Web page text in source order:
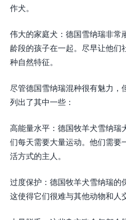
作犬。
伟大的家庭犬：德国雪纳瑞非常
龄段的孩子在一起。尽早让他们
种自然特征。
尽管德国雪纳瑞混种很有魅力，
列出了其中一些：
高能量水平：德国牧羊犬雪纳瑞
们每天需要大量运动。他们需要
活方式的主人。
过度保护：德国牧羊犬雪纳瑞的
这使得它们很难与其他动物和人